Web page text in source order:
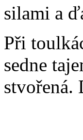
silami a
Při
sedne
stvořená.